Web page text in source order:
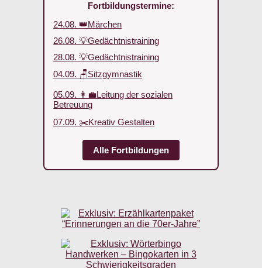
Fortbildungstermine:
24.08. 👑Märchen
26.08. 💡Gedächtnistraining
28.08. 💡Gedächtnistraining
04.09. 🪑Sitzgymnastik
05.09. 👩‍💼Leitung der sozialen
Betreuung
07.09. ✂️Kreativ Gestalten
Alle Fortbildungen